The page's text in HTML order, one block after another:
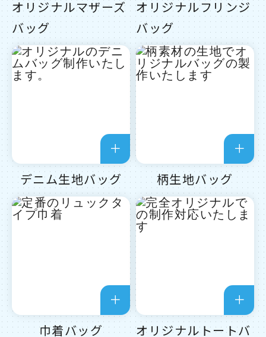
オリジナルマザーズ
バッグ
オリジナルフリンジ
バッグ
デニム生地バッグ 柄生地バッグ
巾着バッグ
オリジナルトートバ